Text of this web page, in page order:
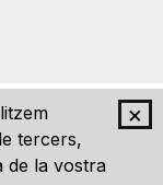
×
tercers,
de la vostra